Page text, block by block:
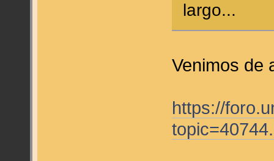
largo...
Venimos de
https://